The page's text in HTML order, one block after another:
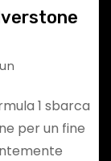
1 sbarca
per un fine